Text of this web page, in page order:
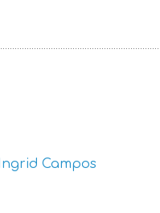
Ingrid Campos